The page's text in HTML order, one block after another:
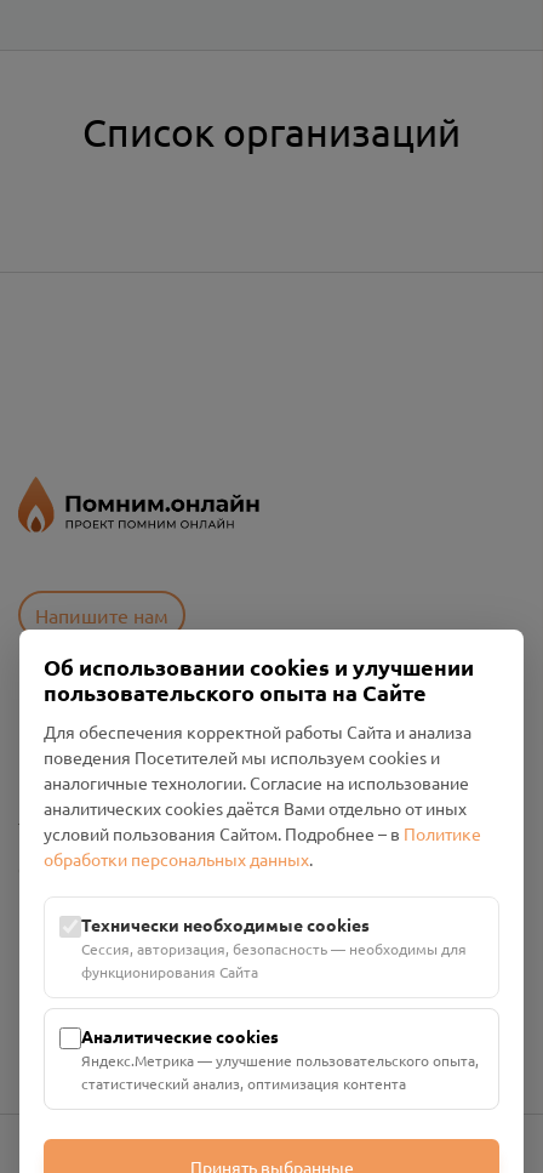
Список организаций
Напишите нам
Политика конфиденциальности
Промо-материалы
Настройки cookies
Общество с ограниченной ответственностью «Смоленский
Проект Помним»
ИНН: 6700029207 ОГРН: 1256700001986
Юридический адрес: 216790, Смоленская область, р-н
Руднянский, г. Рудня, улица Западная, д. 26А, пом. 18
Номер счёта: 40702810901130004287 в АО "АЛЬФА-БАНК"
Об использовании cookies и улучшении
пользовательского опыта на Сайте
Для обеспечения корректной работы Сайта и анализа
поведения Посетителей мы используем cookies и
аналогичные технологии. Согласие на использование
аналитических cookies даётся Вами отдельно от иных
условий пользования Сайтом. Подробнее – в Политике
обработки персональных данных.
Технически необходимые cookies
Сессия, авторизация, безопасность — необходимы для
функционирования Сайта
Аналитические cookies
Яндекс.Метрика — улучшение пользовательского опыта,
статистический анализ, оптимизация контента
Принять выбранные